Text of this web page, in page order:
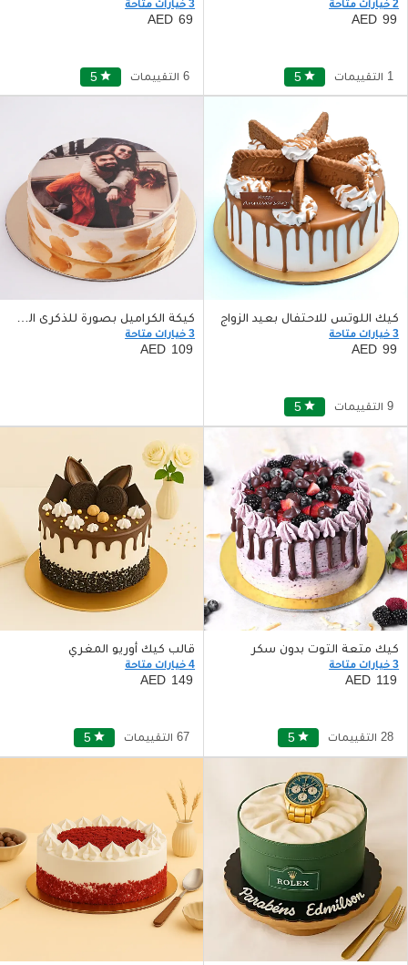
2 خيارات متاحة
99
5 star 1 التقييمات
3 خيارات متاحة
69
5 star 6 التقييمات
كيك اللوتس للاحتفال بعيد الزواج
3 خيارات متاحة
99
5 star 9 التقييمات
كيكة الكراميل بصورة للذكرى السنوية 500 غم
3 خيارات متاحة
109
كيك متعة التوت بدون سكر
3 خيارات متاحة
119
5 star 28 التقييمات
قالب كيك أوريو المغري
4 خيارات متاحة
149
5 star 67 التقييمات